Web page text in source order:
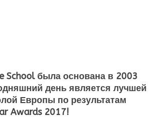
School была основана в 2003
день является лучшей
Европы по результатам
Awards 2017!